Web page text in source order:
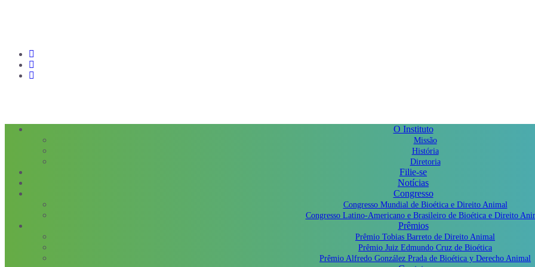
O Instituto
Missão
História
Diretoria
Filie-se
Notícias
Congresso
Congresso Mundial de Bioética e Direito Animal
Congresso Latino-Americano e Brasileiro de Bioética e Direito
Prêmios
Prêmio Tobias Barreto de Direito Animal
Prêmio Juiz Edmundo Cruz de Bioética
Prêmio Alfredo González Prada de Bioética y Derecho Animal